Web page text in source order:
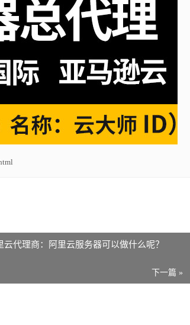
云代理商：阿里云服务器可以做什么呢？
下一篇 »